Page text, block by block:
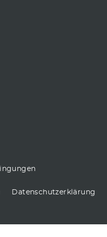
Datenschutzerklärung